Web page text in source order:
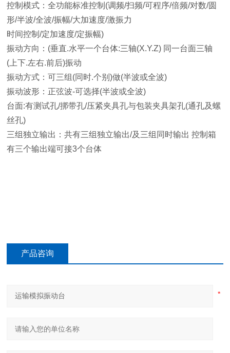
控制模式：全功能标准控制(调频/扫频/可程序/倍频/对数/圆
形/半波/全波/振幅/大加速度/激振力
时间控制/定加速度/定振幅)
振动方向：(垂直.水平一个台体:三轴(X.Y.Z) 同一台面三轴
(上下.左右.前后)振动
振动方式：可三组(同时.个别)做(半波或全波)
振动波形：正弦波-可选择(半波或全波)
台面:有测试孔/挷带孔/压紧夹具孔与包装夹具架孔(通孔及螺
丝孔)
三组独立输出：共有三组独立输出/及三组同时输出 控制箱
有三个输出端可接3个台体
产品咨询